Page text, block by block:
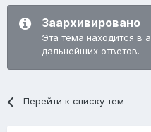
Заархивировано
Эта тема находится в
дальнейших ответов.
Перейти к списку тем